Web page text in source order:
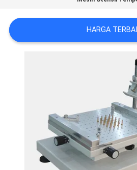
ON
LINE
KEBIJAKAN
PRIVASI
HARGA